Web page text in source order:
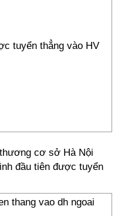
tuyển thẳng vào HV
cơ sở Hà Nội
đầu tiên được tuyển